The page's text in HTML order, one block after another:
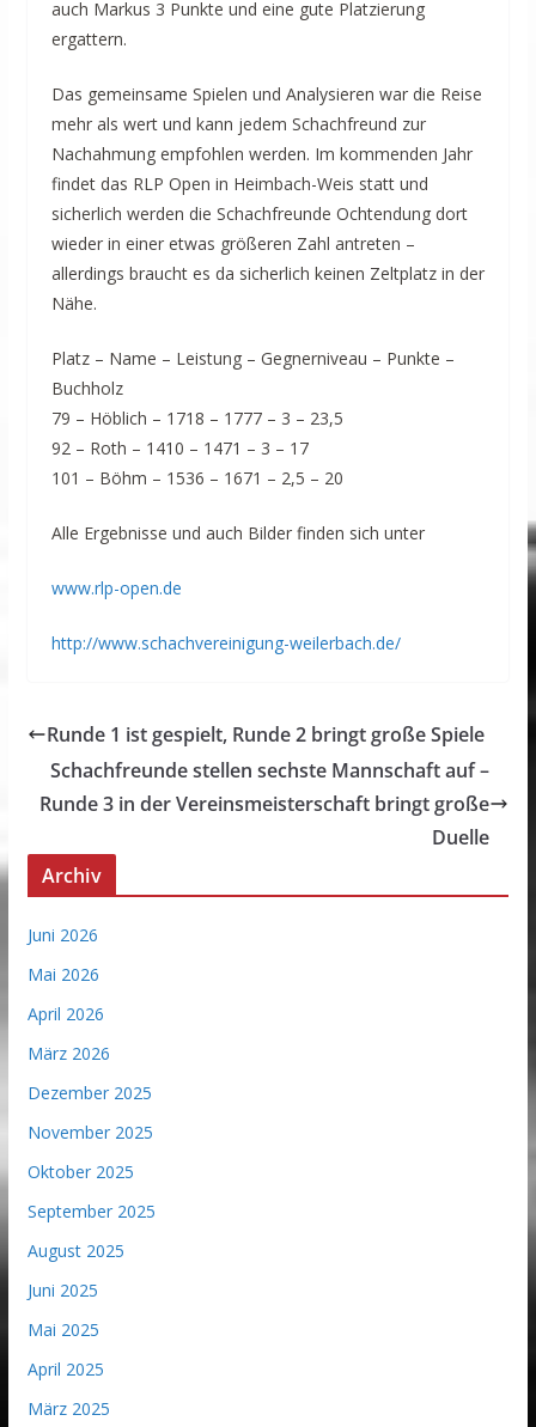
auch Markus 3 Punkte und eine gute Platzierung
ergattern.
Das gemeinsame Spielen und Analysieren war die Reise
mehr als wert und kann jedem Schachfreund zur
Nachahmung empfohlen werden. Im kommenden Jahr
findet das RLP Open in Heimbach-Weis statt und
sicherlich werden die Schachfreunde Ochtendung dort
wieder in einer etwas größeren Zahl antreten –
allerdings braucht es da sicherlich keinen Zeltplatz in der
Nähe.
Platz – Name – Leistung – Gegnerniveau – Punkte –
Buchholz
79 – Höblich – 1718 – 1777 – 3 – 23,5
92 – Roth – 1410 – 1471 – 3 – 17
101 – Böhm – 1536 – 1671 – 2,5 – 20
Alle Ergebnisse und auch Bilder finden sich unter
www.rlp-open.de
http://www.schachvereinigung-weilerbach.de/
Runde 1 ist gespielt, Runde 2 bringt große Spiele
Schachfreunde stellen sechste Mannschaft auf –
Runde 3 in der Vereinsmeisterschaft bringt große
Duelle
Archiv
Juni 2026
Mai 2026
April 2026
März 2026
Dezember 2025
November 2025
Oktober 2025
September 2025
August 2025
Juni 2025
Mai 2025
April 2025
März 2025